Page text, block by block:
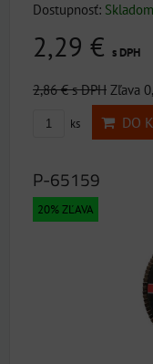
Dostupnosť: Skladom
2,29 € s DPH
2,86 €s DPH Zľava
ks DO
P-65159
20% ZĽAVA